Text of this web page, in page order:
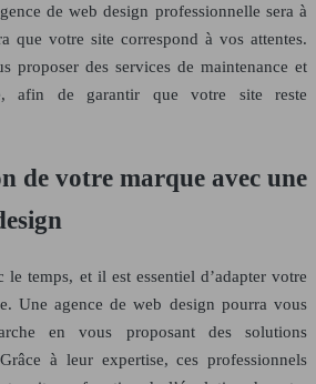
de web design professionnelle sera à
que votre site correspond à vos attentes.
proposer des services de maintenance et
afin de garantir que votre site reste
de votre marque avec une
le temps, et il est essentiel d’adapter votre
Une agence de web design pourra vous
en vous proposant des solutions
à leur expertise, ces professionnels